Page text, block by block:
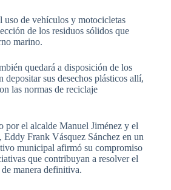
de vehículos y motocicletas
de los residuos sólidos que
marino.
quedará a disposición de los
depositar sus desechos plásticos allí,
las normas de reciclaje
por el alcalde Manuel Jiménez y el
Frank Vásquez Sánchez en un
municipal afirmó su compromiso
que contribuyan a resolver el
manera definitiva.